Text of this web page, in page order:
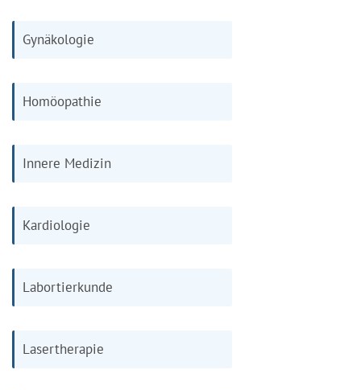
Gynäkologie
Homöopathie
Innere Medizin
Kardiologie
Labortierkunde
Lasertherapie